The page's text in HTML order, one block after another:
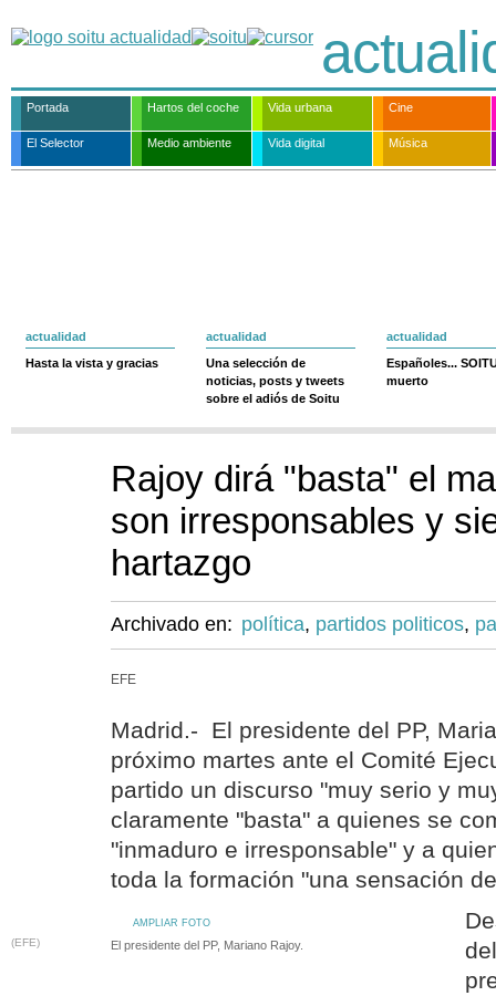
Portada Hartos del coche Vida urbana Cine
El Selector Medio ambiente Vida digital Música
actualidad
Hasta la vista y gracias
actualidad
Una selección de
noticias, posts y tweets
sobre el adiós de Soitu
actualidad
Españoles...
muerto
Rajoy dirá "basta" el
son irresponsables y
hartazgo
Archivado en: política, partidos politicos,
EFE
Madrid.- El presidente del PP,
próximo martes ante el Comité
partido un discurso "muy serio y
claramente "basta" a quienes se
"inmaduro e irresponsable" y a
toda la formación "una sensación
AMPLIAR FOTO
(EFE) El presidente del PP, Mariano Rajoy.